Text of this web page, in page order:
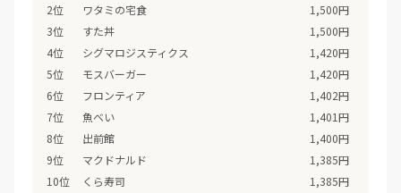
ワタミの宅食
1,500円
すた丼
1,500円
シグマロジスティクス
1,420円
モスバーガー
1,420円
フロンティア
1,402円
魚べい
1,401円
出前館
1,400円
マクドナルド
1,385円
くら寿司
1,385円